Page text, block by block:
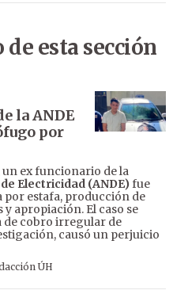
esta sección
la ANDE
por
ex funcionario de la
Electricidad (ANDE)fue
estafa, producción de
apropiación. El caso se
de cobro irregular de
causó un perjuicio
ÚH